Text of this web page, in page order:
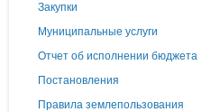
Закупки
Муниципальные услуги
Отчет об исполнении бюджета
Постановления
Правила землепользования